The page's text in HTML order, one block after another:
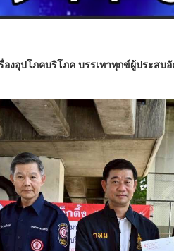
องอุปโภคบริโภค บรรเทาทุกข์ผู้ประส